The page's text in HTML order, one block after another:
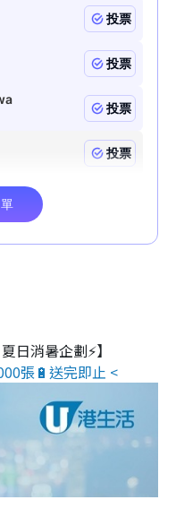
日消暑企劃⚡】
張🔋送完即止 <